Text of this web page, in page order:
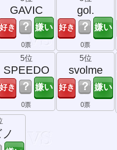
GAVIC
？
0票
gol.
？
0票
5位
SPEEDO
？
0票
5位
svolme
？
0票